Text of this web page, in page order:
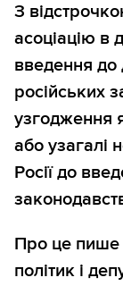
З
асоціацію в
введення
російських
узгодження
або узагалі
Росії до
Про це пише
політик і